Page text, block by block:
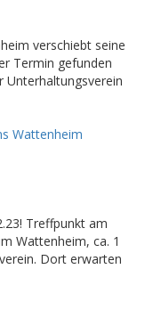
verschiebt seine
Termin gefunden
Wattenheim
Treffpunkt am
Wattenheim, ca. 1
Dort erwarten